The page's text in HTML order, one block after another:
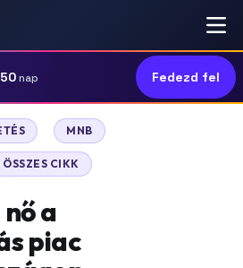
50nap Fedezd fel
| MNB
ÖSSZES CIKK
a
piac